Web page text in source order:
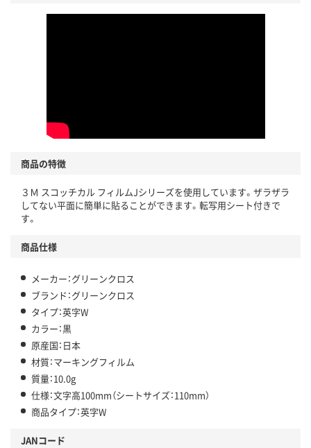
商品の特徴
３Ｍ スコッチカル フィルムJシリーズを使用しています。ザラザラ
してない平面に簡単に貼ることができます。転写用シート付きで
す。
商品仕様
メーカー：グリーンクロス
ブランド：グリーンクロス
タイプ：英字W
カラー：黒
原産国：日本
材質：マーキングフィルム
質量：10.0g
仕様：文字高100mm（シートサイズ：110mm）
商品タイプ：英字W
JANコード